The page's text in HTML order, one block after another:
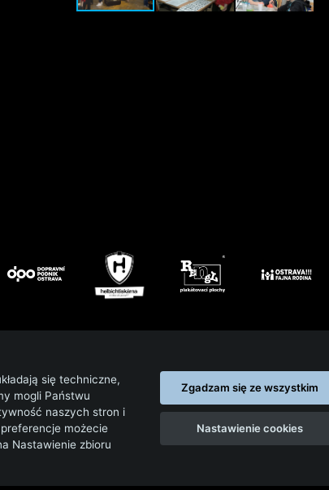
się techniczne,
mogli Państwu
naszych stron i
możecie
Nastawienie zbioru
Zgadzam się ze wszystkim
Nastawienie cookies